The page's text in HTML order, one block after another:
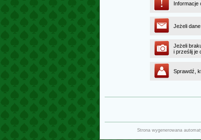
Informacje
Jeżeli dane
Jeżeli
i prześlij je
Sprawdź,
Strona wygenerowana